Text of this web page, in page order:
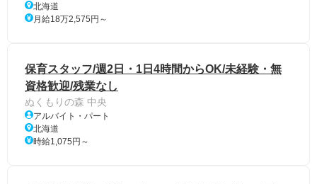
北海道
月給18万2,575円～
保育スタッフ/週2日・1日4時間からOK/未経験・無
資格歓迎/残業なし
ぬくもりの森 中央
アルバイト・パート
北海道
時給1,075円～